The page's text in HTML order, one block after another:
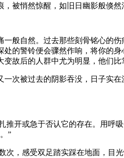
被悄然惊醒，如旧日幽影般倏然
般自然。过去那些刻骨铭心的
的警铃便会骤然作响，将你的
故后的人群中尤为明显，他们比
被过去的阴影吞没，日子实
开或急于否认它的存在。用呼
”
，感受双足踏实踩在地面，目